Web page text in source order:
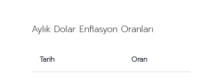
Aylık Dolar Enflasyon Oranları
Tarih Oran